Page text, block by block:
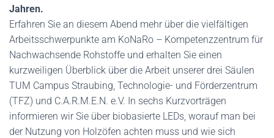
Jahren.
Erfahren Sie an diesem Abend mehr über die vielfältigen
Arbeitsschwerpunkte am KoNaRo – Kompetenzzentrum für
Nachwachsende Rohstoffe und erhalten Sie einen
kurzweiligen Überblick über die Arbeit unserer drei Säulen
TUM Campus Straubing, Technologie- und Förderzentrum
(TFZ) und C.A.R.M.E.N. e.V. In sechs Kurzvorträgen
informieren wir Sie über biobasierte LEDs, worauf man bei
der Nutzung von Holzöfen achten muss und wie sich